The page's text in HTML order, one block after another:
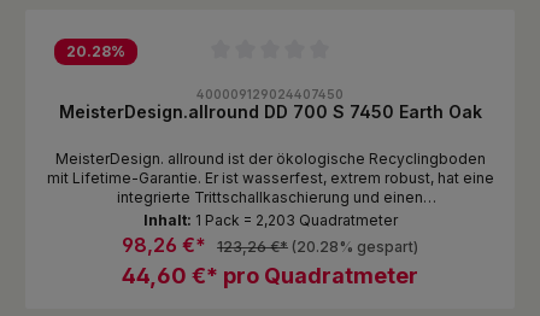
20.28%
400009129024407450
MeisterDesign.allround DD 700 S 7450 Earth Oak
MeisterDesign. allround ist der ökologische Recyclingboden
mit Lifetime-Garantie. Er ist wasserfest, extrem robust, hat eine
integrierte Trittschallkaschierung und einen
renovierungsfreundlichen Aufbau von lediglich 5,5 mm und ist
damit ein echtes Rundum-Talent. Und der absolute
Nachhaltigkeits-Champion: In der innovativen Spezialplatte
stecken neben mineralischen Bestandteilen mehr als zwei
Drittel Recycling-Kunststoff. Produktaufbau Mehrschichtige P-
44,60 €* pro Quadratmeter
98,26 €* 123,26 €* (20.28% gespart)
Inhalt: 1 Pack = 2,203 Quadratmeter